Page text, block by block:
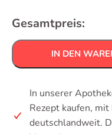
Gesamtpreis:
IN DEN
In unserer
Rezept kaufen,
deutschlandweit.